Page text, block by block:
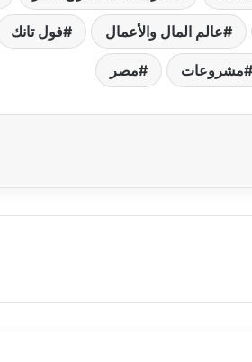
عالم المال والأعمال فول تانك
مشروعات مصر